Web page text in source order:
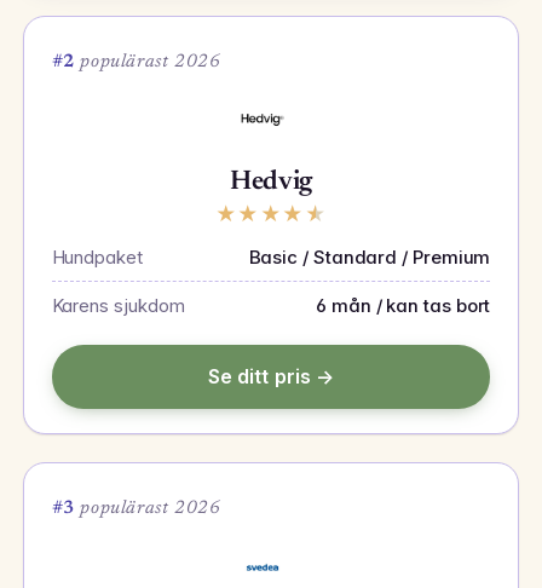
#2 populärast 2026
Hedvig
★ ★ ★ ★ ★
Hundpaket Basic / Standard / Premium
Karens sjukdom 6 mån / kan tas bort
Se ditt pris →
#3 populärast 2026